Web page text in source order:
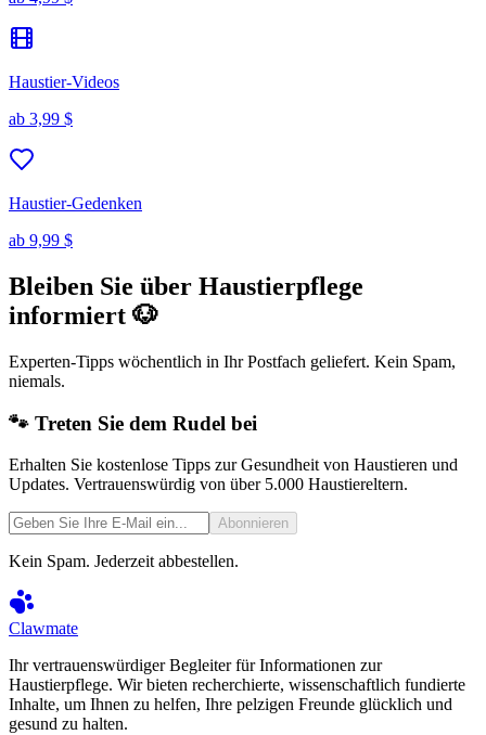
Haustier-Videos
ab 3,99 $
Haustier-Gedenken
ab 9,99 $
Bleiben Sie über Haustierpflege
informiert 🐶
Experten-Tipps wöchentlich in Ihr Postfach geliefert. Kein Spam,
niemals.
🐾 Treten Sie dem Rudel bei
Erhalten Sie kostenlose Tipps zur Gesundheit von Haustieren und
Updates. Vertrauenswürdig von über 5.000 Haustiereltern.
Abonnieren
Kein Spam. Jederzeit abbestellen.
Clawmate
Ihr vertrauenswürdiger Begleiter für Informationen zur
Haustierpflege. Wir bieten recherchierte, wissenschaftlich fundierte
Inhalte, um Ihnen zu helfen, Ihre pelzigen Freunde glücklich und
gesund zu halten.